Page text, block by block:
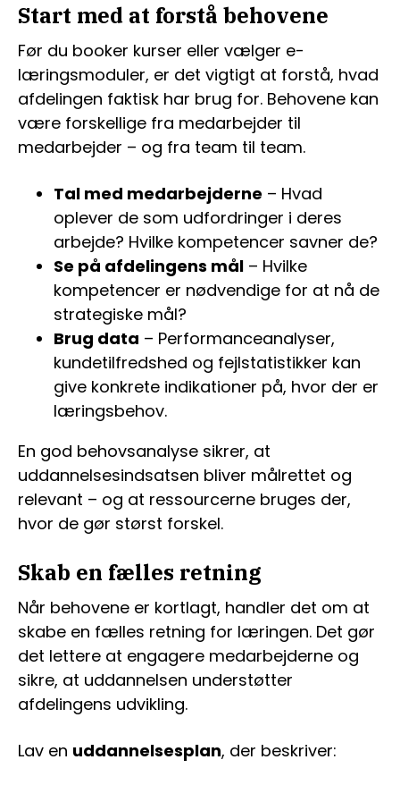
Start med at forstå behovene
Før du booker kurser eller vælger e-
læringsmoduler, er det vigtigt at forstå, hvad
afdelingen faktisk har brug for. Behovene kan
være forskellige fra medarbejder til
medarbejder – og fra team til team.
Tal med medarbejderne – Hvad
oplever de som udfordringer i deres
arbejde? Hvilke kompetencer savner de?
Se på afdelingens mål – Hvilke
kompetencer er nødvendige for at nå de
strategiske mål?
Brug data – Performanceanalyser,
kundetilfredshed og fejlstatistikker kan
give konkrete indikationer på, hvor der er
læringsbehov.
En god behovsanalyse sikrer, at
uddannelsesindsatsen bliver målrettet og
relevant – og at ressourcerne bruges der,
hvor de gør størst forskel.
Skab en fælles retning
Når behovene er kortlagt, handler det om at
skabe en fælles retning for læringen. Det gør
det lettere at engagere medarbejderne og
sikre, at uddannelsen understøtter
afdelingens udvikling.
Lav en uddannelsesplan, der beskriver: